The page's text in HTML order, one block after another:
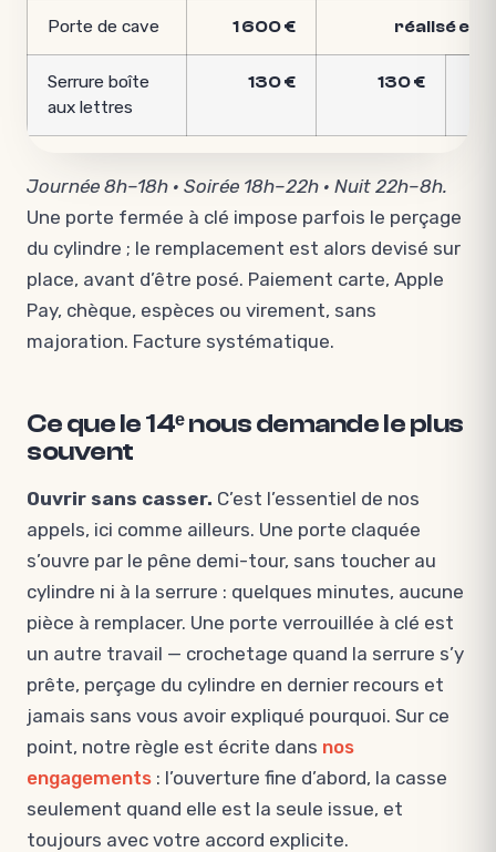
Porte de cave 1 600 € réalisé en
Serrure boîte
aux lettres
130 € 130 €
Journée 8h–18h · Soirée 18h–22h · Nuit 22h–8h.
Une porte fermée à clé impose parfois le perçage
du cylindre ; le remplacement est alors devisé sur
place, avant d’être posé. Paiement carte, Apple
Pay, chèque, espèces ou virement, sans
majoration. Facture systématique.
Ce que le 14ᵉ nous demande le plus
souvent
Ouvrir sans casser. C’est l’essentiel de nos
appels, ici comme ailleurs. Une porte claquée
s’ouvre par le pêne demi-tour, sans toucher au
cylindre ni à la serrure : quelques minutes, aucune
pièce à remplacer. Une porte verrouillée à clé est
un autre travail — crochetage quand la serrure s’y
prête, perçage du cylindre en dernier recours et
jamais sans vous avoir expliqué pourquoi. Sur ce
point, notre règle est écrite dans nos
engagements : l’ouverture fine d’abord, la casse
seulement quand elle est la seule issue, et
toujours avec votre accord explicite.